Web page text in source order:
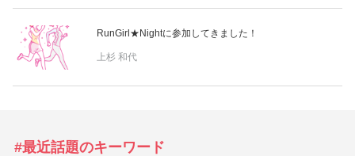
カルチャー/エンタメ
占い
RunGirl★Nightに参加してきました！
上杉 和代
#最近話題のキーワード